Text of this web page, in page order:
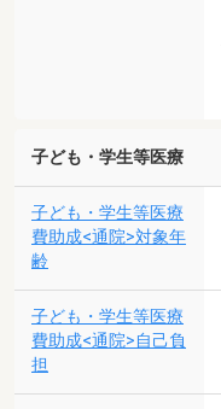
子ども・学生等医療
子ども・学生等医療
費助成<通院>対象年
齢
子ども・学生等医療
費助成<通院>自己負
担